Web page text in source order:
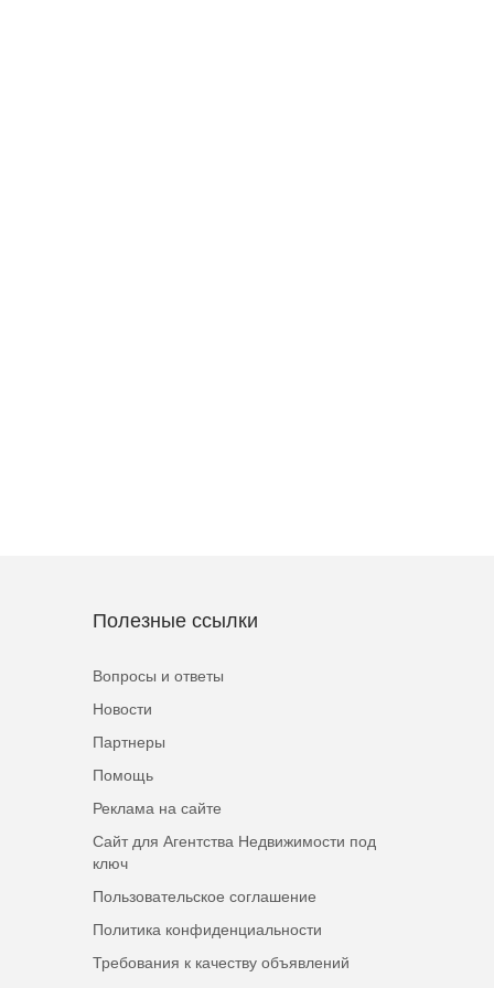
Полезные ссылки
Вопросы и ответы
Новости
Партнеры
Помощь
Реклама на сайте
Сайт для Агентства Недвижимости под
ключ
Пользовательское соглашение
Политика конфиденциальности
Требования к качеству объявлений